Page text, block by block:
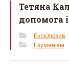
Тетяна
допомога
Ексклюзив
Екуменізм